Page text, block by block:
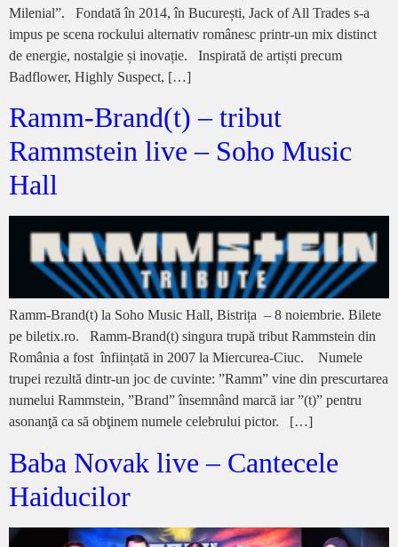
Milenial”. Fondată în 2014, în București, Jack of All Trades s-a
impus pe scena rockului alternativ românesc printr-un mix distinct
de energie, nostalgie și inovație. Inspirată de artiști precum
Badflower, Highly Suspect, […]
Ramm-Brand(t) – tribut
Rammstein live – Soho Music
Hall
Ramm-Brand(t) la Soho Music Hall, Bistrița – 8 noiembrie. Bilete
pe biletix.ro. Ramm-Brand(t) singura trupă tribut Rammstein din
România a fost înființată in 2007 la Miercurea-Ciuc. Numele
trupei rezultă dintr-un joc de cuvinte: ”Ramm” vine din prescurtarea
numelui Rammstein, ”Brand” însemnând marcă iar ”(t)” pentru
asonanţă ca să obţinem numele celebrului pictor. […]
Baba Novak live – Cantecele
Haiducilor